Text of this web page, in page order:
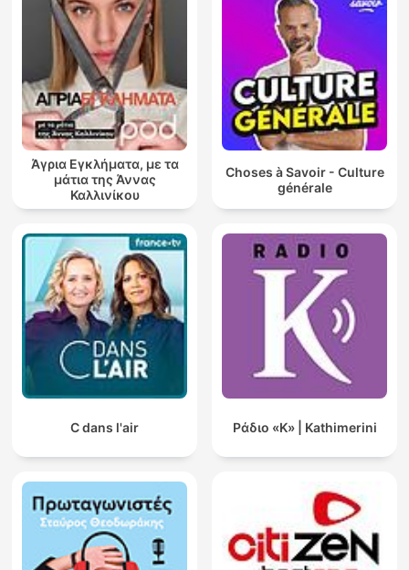
Άγρια Εγκλήματα, με τα
μάτια της Άννας
Καλλινίκου
Choses à Savoir - Culture
générale
C dans l'air Ράδιο «Κ» | Kathimerini